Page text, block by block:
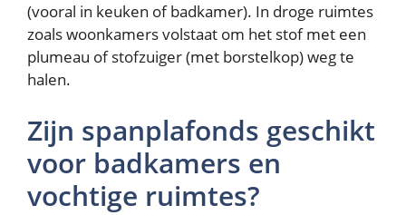
(vooral in keuken of badkamer). In droge ruimtes
zoals woonkamers volstaat om het stof met een
plumeau of stofzuiger (met borstelkop) weg te
halen.
Zijn spanplafonds geschikt
voor badkamers en
vochtige ruimtes?